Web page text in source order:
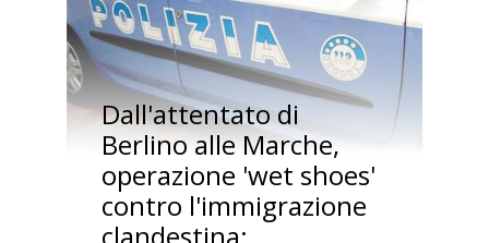
Dall'attentato di
Berlino alle Marche,
operazione 'wet shoes'
contro l'immigrazione
clandestina: